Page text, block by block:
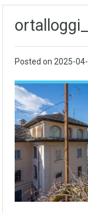
Posted on 2025-